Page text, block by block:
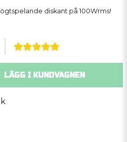
diskant på 100Wrms!
LÄGG I KUNDVAGNEN